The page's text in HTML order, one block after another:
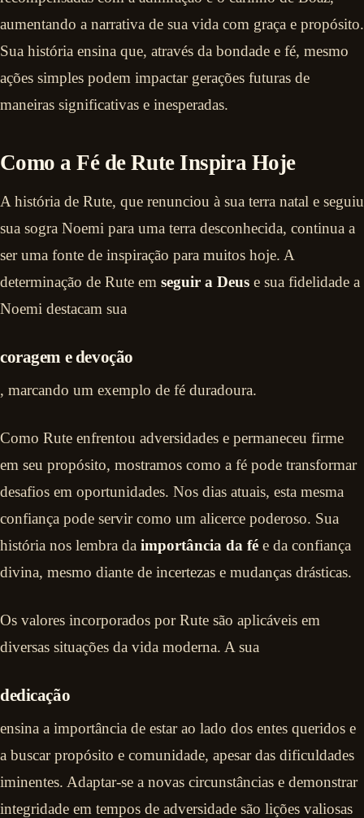
aumentando a narrativa de sua vida com graça e propósito.
Sua história ensina que, através da bondade e fé, mesmo
ações simples podem impactar gerações futuras de
maneiras significativas e inesperadas.
Como a Fé de Rute Inspira Hoje
A história de Rute, que renunciou à sua terra natal e seguiu
sua sogra Noemi para uma terra desconhecida, continua a
ser uma fonte de inspiração para muitos hoje. A
determinação de Rute em seguir a Deus e sua fidelidade a
Noemi destacam sua
coragem e devoção
, marcando um exemplo de fé duradoura.
Como Rute enfrentou adversidades e permaneceu firme
em seu propósito, mostramos como a fé pode transformar
desafios em oportunidades. Nos dias atuais, esta mesma
confiança pode servir como um alicerce poderoso. Sua
história nos lembra da importância da fé e da confiança
divina, mesmo diante de incertezas e mudanças drásticas.
Os valores incorporados por Rute são aplicáveis em
diversas situações da vida moderna. A sua
dedicação
ensina a importância de estar ao lado dos entes queridos e
a buscar propósito e comunidade, apesar das dificuldades
iminentes. Adaptar-se a novas circunstâncias e demonstrar
integridade em tempos de adversidade são lições valiosas